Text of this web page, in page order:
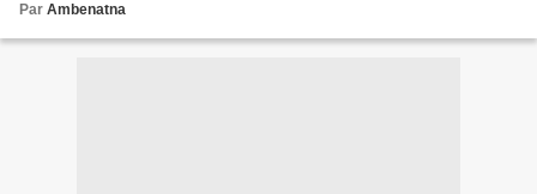
Par Ambenatna